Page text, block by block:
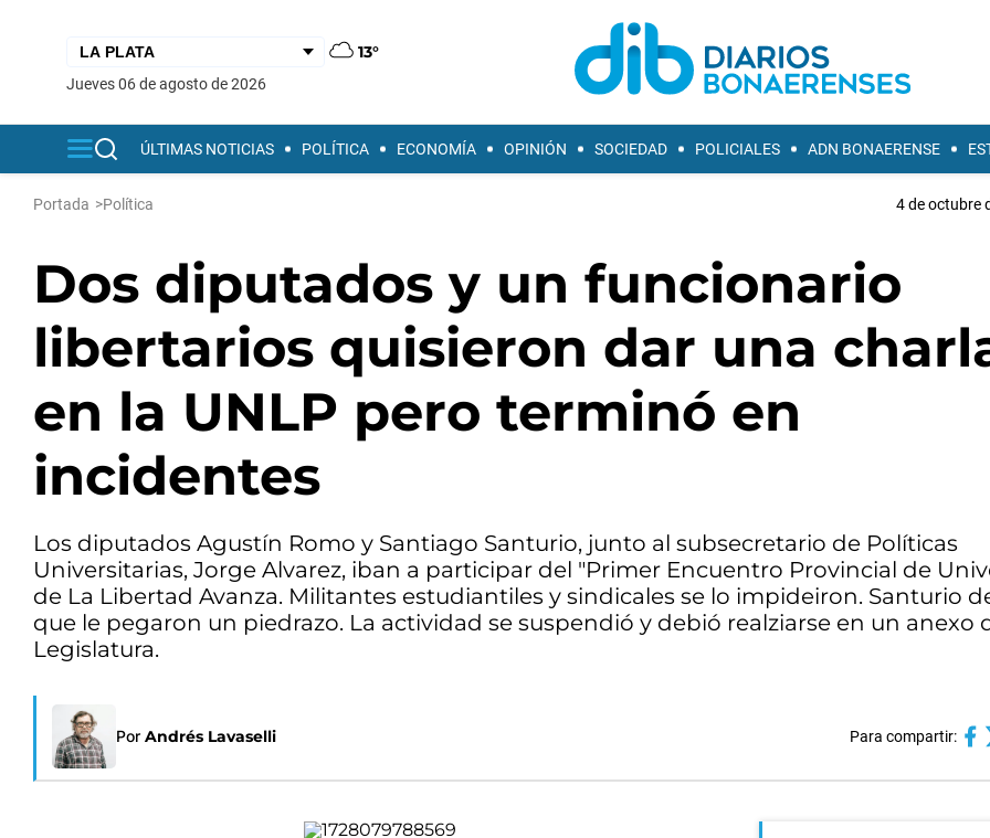
13°
jueves 06 de agosto de 2026
ÚLTIMAS NOTICIAS POLÍTICA ECONOMÍA OPINIÓN SOCIEDAD POLICIALES ADN BONAERENSE
Portada >Política 4 de octubre
Dos diputados y un funcionario
libertarios quisieron dar una
en la UNLP pero terminó en
incidentes
Los diputados Agustín Romo y Santiago Santurio, junto al subsecretario de Políticas
Universitarias, Jorge Alvarez, iban a participar del "Primer Encuentro Provincial de
de La Libertad Avanza. Militantes estudiantiles y sindicales se lo impideiron. Santurio
que le pegaron un piedrazo. La actividad se suspendió y debió realziarse en un anexo
Legislatura.
Por Andrés Lavaselli Para compartir: